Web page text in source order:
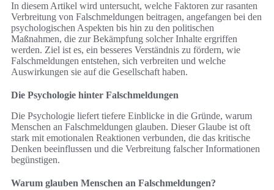
In diesem Artikel wird untersucht, welche Faktoren zur rasanten
Verbreitung von Falschmeldungen beitragen, angefangen bei den
psychologischen Aspekten bis hin zu den politischen
Maßnahmen, die zur Bekämpfung solcher Inhalte ergriffen
werden. Ziel ist es, ein besseres Verständnis zu fördern, wie
Falschmeldungen entstehen, sich verbreiten und welche
Auswirkungen sie auf die Gesellschaft haben.
Die Psychologie hinter Falschmeldungen
Die Psychologie liefert tiefere Einblicke in die Gründe, warum
Menschen an Falschmeldungen glauben. Dieser Glaube ist oft
stark mit emotionalen Reaktionen verbunden, die das kritische
Denken beeinflussen und die Verbreitung falscher Informationen
begünstigen.
Warum glauben Menschen an Falschmeldungen?